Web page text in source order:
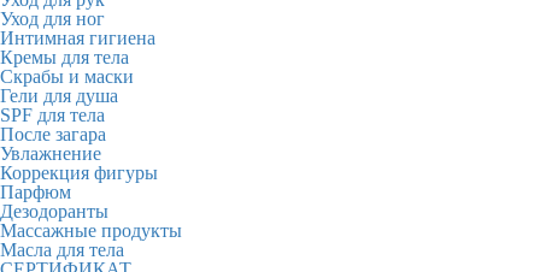
Уход для ног
Интимная гигиена
Кремы для тела
Скрабы и маски
Гели для душа
SPF для тела
После загара
Увлажнение
Коррекция фигуры
Парфюм
Дезодоранты
Массажные продукты
Масла для тела